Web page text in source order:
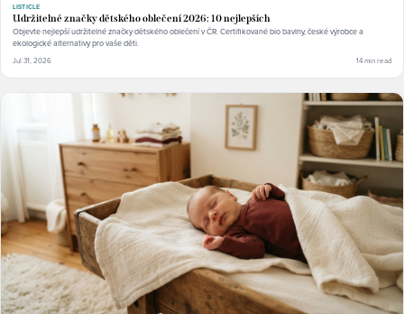
LISTICLE
Udržitelné značky dětského oblečení 2026: 10 nejlepších
Objevte nejlepší udržitelné značky dětského oblečení v ČR. Certifikované bio bavlny, české výrobce a
ekologické alternativy pro vaše děti.
Jul 31, 2026 14 min read